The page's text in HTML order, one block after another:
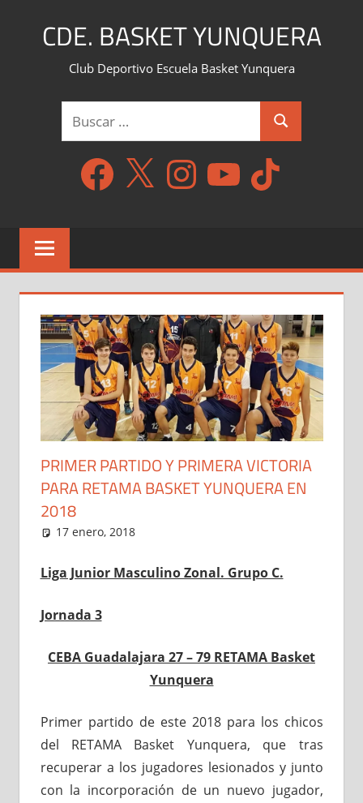
CDE. BASKET YUNQUERA
Club Deportivo Escuela Basket Yunquera
Buscar:
Buscar
Facebook
X InstagramYouTube TikTok
PRIMER PARTIDO Y PRIMERA VICTORIA
PARA RETAMA BASKET YUNQUERA EN
2018
17 enero, 2018
Liga Junior Masculino Zonal. Grupo C.
Jornada 3
CEBA Guadalajara 27 – 79 RETAMA Basket
Yunquera
Primer partido de este 2018 para los chicos
del RETAMA Basket Yunquera, que tras
recuperar a los jugadores lesionados y junto
con la incorporación de un nuevo jugador,